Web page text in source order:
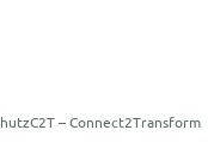
C2T – Connect2Transform